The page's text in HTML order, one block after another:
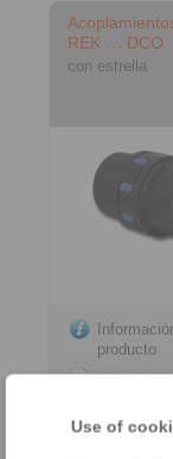
Use of
REK … DCO
con estrella
producto
Hoja de